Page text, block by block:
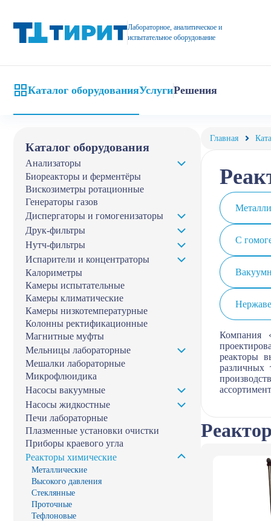
Лабораторное, аналитическое и
испытательное оборудование
Каталог оборудованияУслугиРешения
Каталог оборудования
Анализаторы
Биореакторы и ферментёры
Вискозиметры ротационные
Генераторы газов
Диспергаторы и гомогенизаторы
Друк-фильтры
Нутч-фильтры
Испарители и концентраторы
Калориметры
Камеры испытательные
Камеры климатические
Камеры низкотемпературные
Колонны ректификационные
Магнитные муфты
Мельницы лабораторные
Мешалки лабораторные
Микрофлюидика
Насосы вакуумные
Насосы жидкостные
Печи лабораторные
Плазменные установки очистки
Приборы краевого угла
Реакторы химические
Металлические
Высокого давления
Стеклянные
Проточные
Тефлоновые
Главная
С
Компания
реакторы
различных